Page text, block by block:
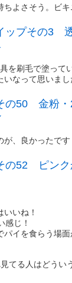
よさそう。ビ
ップその3
を刷毛で塗って
なって思いまし
の50 金粉・
が、良かったです
の52 ピンク
いね！
感じ！
イを食らう場面
てる人はどう